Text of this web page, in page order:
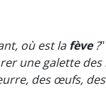
où est lafève?"
une galette des
des œufs,